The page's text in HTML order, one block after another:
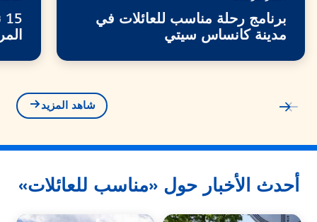
برنامج رحلة مناسب للعائلات في
مدينة كانساس سيتي
شاهد المزيد
أحدث الأخبار حول «مناسب للعائلات»